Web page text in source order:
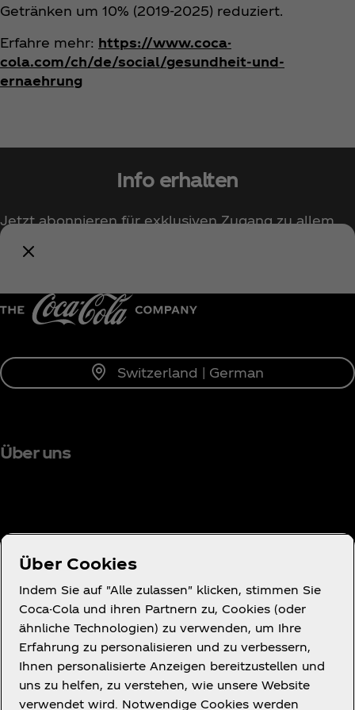
Getränken um 10% (2019-2025) reduziert.
Erfahre mehr: https://www.coca-
cola.com/ch/de/social/gesundheit-und-
ernaehrung
Info erhalten
Jetzt abonnieren für exklusiven Zugang zu allem
rund um Coca‑Cola!
Switzerland | German
Über uns
Brauchst du Hilfe?
Nutzungsbedingungen
Datenschutzerklärung für Verbraucher
Cookie-Hinweis
Über Cookies
Indem Sie auf "Alle zulassen" klicken, stimmen Sie
Coca-Cola und ihren Partnern zu, Cookies (oder
ähnliche Technologien) zu verwenden, um Ihre
Erfahrung zu personalisieren und zu verbessern,
Ihnen personalisierte Anzeigen bereitzustellen und
uns zu helfen, zu verstehen, wie unsere Website
verwendet wird. Notwendige Cookies werden